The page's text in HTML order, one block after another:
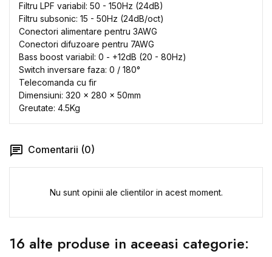
Filtru LPF variabil: 50 - 150Hz (24dB)
Filtru subsonic: 15 - 50Hz (24dB/oct)
Conectori alimentare pentru 3AWG
Conectori difuzoare pentru 7AWG
Bass boost variabil: 0 - +12dB (20 - 80Hz)
Switch inversare faza: 0 / 180°
Telecomanda cu fir
Dimensiuni: 320 x 280 x 50mm
Greutate: 4.5Kg
Comentarii (0)
Nu sunt opinii ale clientilor in acest moment.
16 alte produse in aceeasi categorie: